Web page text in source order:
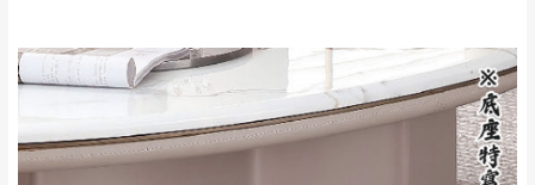
配送天數：5~14天
到貨時間：指定送貨日當天以電話聯絡確認
｜周（一）配送部門固定公休無送貨｜
工作天內送達，如遇國定假日將順延寄送。
若收到不良品，請於到貨日起七日內通知本
公司客服人員，我們將為您更換新品，運費